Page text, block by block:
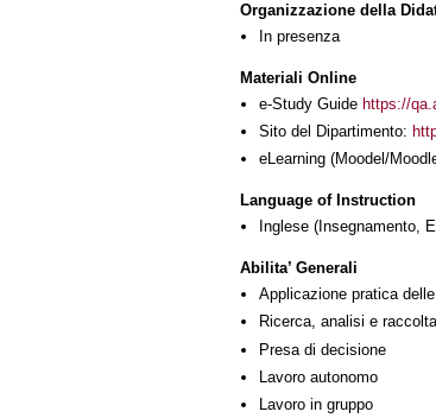
Organizzazione della
In presenza
Materiali Online
e-Study Guide https://
Sito del Dipartimento:
eLearning (Moodel/
Language of Instruction
Inglese (Insegnamento,
Abilita’ Generali
Applicazione pratica
Ricerca, analisi e
Presa di decisione
Lavoro autonomo
Lavoro in gruppo